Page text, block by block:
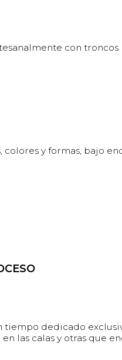
con
y formas, bajo
tiempo dedicado
las calas y otras que